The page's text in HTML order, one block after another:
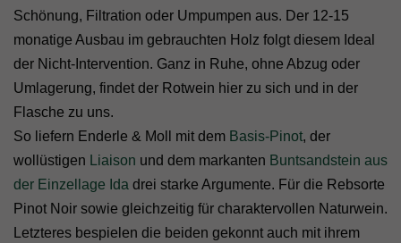
Schönung, Filtration oder Umpumpen aus. Der 12-15
monatige Ausbau im gebrauchten Holz folgt diesem Ideal
der Nicht-Intervention. Ganz in Ruhe, ohne Abzug oder
Umlagerung, findet der Rotwein hier zu sich und in der
Flasche zu uns.
So liefern Enderle & Moll mit dem Basis-Pinot, der
wollüstigen
Liaison und dem markanten Buntsandstein aus
der Einzellage Ida drei starke Argumente. Für die Rebsorte
Pinot Noir sowie gleichzeitig für charaktervollen Naturwein.
Letzteres bespielen die beiden gekonnt auch mit ihrem